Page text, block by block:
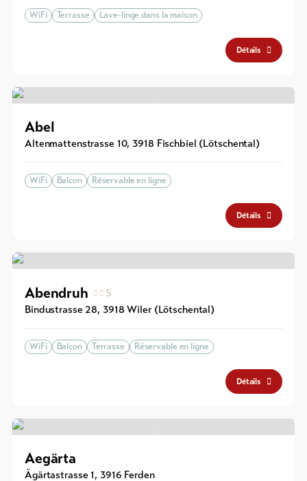
WiFi Terrasse Lave-linge dans la maison
Détails
Abel
Altenmattenstrasse 10, 3918 Fischbiel (Lötschental)
WiFi Balcon Réservable en ligne
Détails
Abendruh
S
Bindustrasse 28, 3918 Wiler (Lötschental)
WiFi Balcon Terrasse Réservable en ligne
Détails
Aegärta
Ägärtastrasse 1, 3916 Ferden